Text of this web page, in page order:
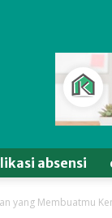
absensi
yang Membuatmu